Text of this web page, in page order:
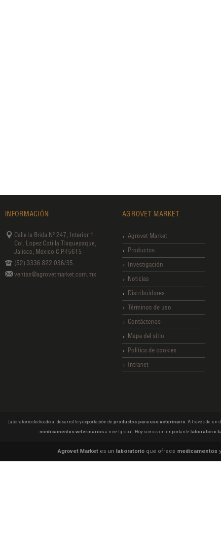
INFORMACIÓN
Calle la Brida Nº 247, Interior 1
Col. Lopez Cotilla Tlaquepaque,
Jalisco, Mexico C.P.45615
(52) 3336 822 036/35
ventas@agrovetmarket.com.mx
AGROVET MARKET
Agrovet Market
Productos
Investigación
Noticias
Distribuidores
Términos de uso
Contáctenos
Mapa del sitio
Política de cookies
Intranet
Laboratorio dedicado al desarrollo y exportación de productos para uso veterinario . A través de un
medicamentos veterinarios a nivel global. Hoy somos un importante laboratorio
Agrovet Market es un laboratorio que ofrece medicamentos